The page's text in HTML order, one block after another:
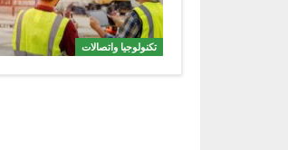
تكنولوجيا واتصالات